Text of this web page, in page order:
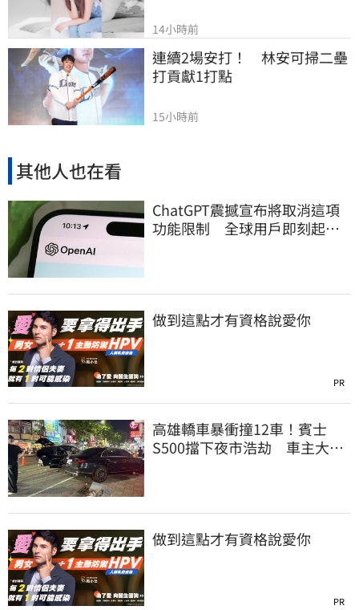
14小時前
連續2場安打！　林安可掃二壘
打貢獻1打點
15小時前
其他人也在看
ChatGPT震撼宣布將取消這項
功能限制 全球用戶即刻起
做到這點才有資格說愛你
PR
高雄轎車暴衝撞12車！賓士
S500擋下夜市浩劫 車主大
做到這點才有資格說愛你
PR